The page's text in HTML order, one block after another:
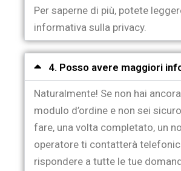
Per saperne di più, potete
informativa sulla privacy.
4. Posso avere maggiori
Naturalmente! Se non hai
modulo d’ordine e non sei
fare, una volta completato, un
operatore ti contatterà
rispondere a tutte le tue